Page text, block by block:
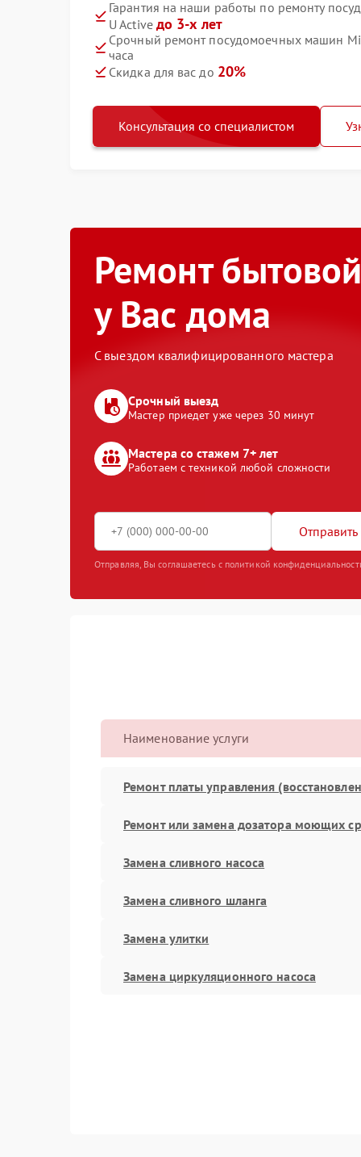
Гарантия на наши работы по ремонту
U Active до 3-х лет
Срочный ремонт посудомоечных машин
часа
Скидка для вас до 20%
Консультация со специалистом
Ремонт
у Вас дома
С выездом квалифицированного мастера
Срочный выезд
Мастер приедет уже через 30 минут
Мастера со стажем 7+ лет
Работаем с техникой любой сложности
Отправить
Отправляя, Вы соглашаетесь с политикой
Наименование услуги
Ремонт платы управления
Ремонт или замена дозатора моющих
Замена сливного насоса
Замена сливного шланга
Замена улитки
Замена циркуляционного насоса